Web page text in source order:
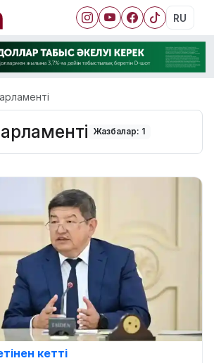
RU
Жазбалар: 1
кетті